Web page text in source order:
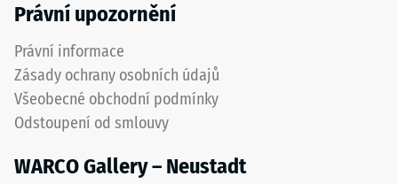
Právní upozornění
Právní informace
Zásady ochrany osobních údajů
Všeobecné obchodní podmínky
Odstoupení od smlouvy
WARCO Gallery – Neustadt